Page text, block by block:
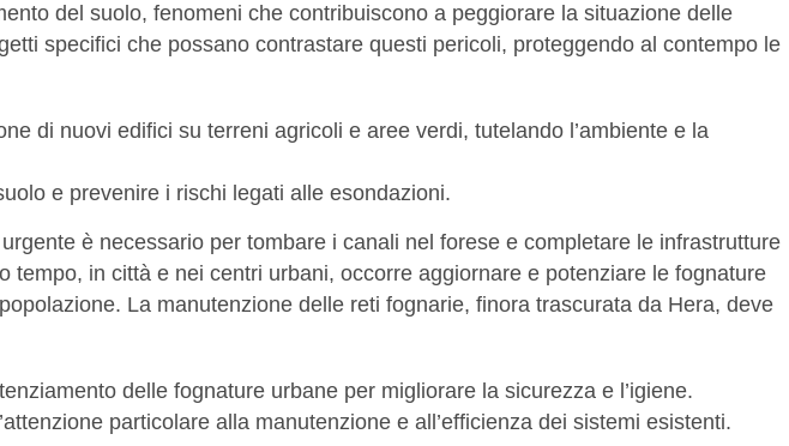
del suolo, fenomeni che contribuiscono a peggiorare la situazione delle
specifici che possano contrastare questi pericoli, proteggendo al contempo le
di nuovi edifici su terreni agricoli e aree verdi, tutelando l’ambiente e la
e prevenire i rischi legati alle esondazioni.
è necessario per tombare i canali nel forese e completare le infrastrutture
in città e nei centri urbani, occorre aggiornare e potenziare le fognature
La manutenzione delle reti fognarie, finora trascurata da Hera, deve
delle fognature urbane per migliorare la sicurezza e l’igiene.
particolare alla manutenzione e all’efficienza dei sistemi esistenti.